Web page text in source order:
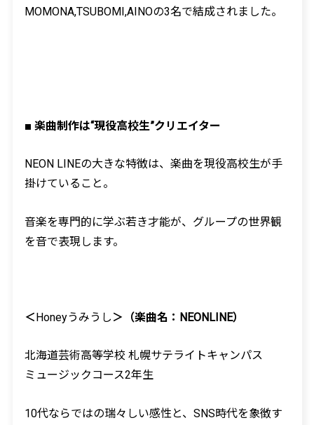
MOMONA,TSUBOMI,AINOの3名で結成されました。
■ 楽曲制作は“現役高校生”クリエイター
NEON LINEの大きな特徴は、楽曲を現役高校生が手
掛けていること。
音楽を専門的に学ぶ若き才能が、グループの世界観
を音で表現します。
＜Honeyうみうし ＞（楽曲名： NEONLINE）
北海道芸術高等学校 札幌サテライトキャンパス
ミュージックコース2年生
10代ならではの瑞々しい感性と、 SNS時代を象徴す